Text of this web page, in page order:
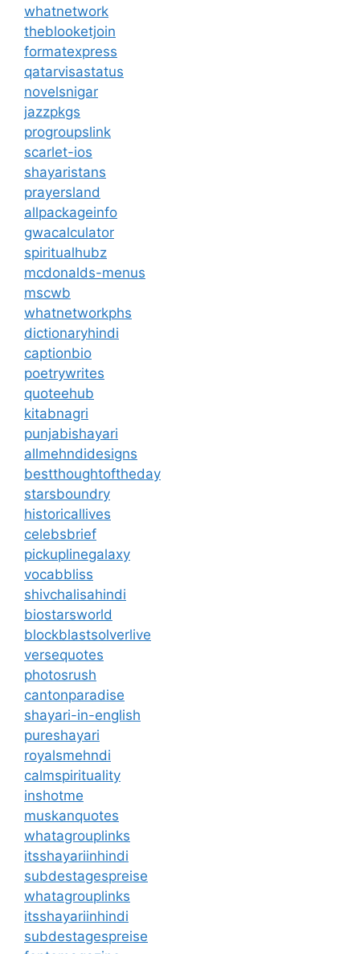
whatnetwork
theblooketjoin
formatexpress
qatarvisastatus
novelsnigar
jazzpkgs
progroupslink
scarlet-ios
shayaristans
prayersland
allpackageinfo
gwacalculator
spiritualhubz
mcdonalds-menus
mscwb
whatnetworkphs
dictionaryhindi
captionbio
poetrywrites
quoteehub
kitabnagri
punjabishayari
allmehndidesigns
bestthoughtoftheday
starsboundry
historicallives
celebsbrief
pickuplinegalaxy
vocabbliss
shivchalisahindi
biostarsworld
blockblastsolverlive
versequotes
photosrush
cantonparadise
shayari-in-english
pureshayari
royalsmehndi
calmspirituality
inshotme
muskanquotes
whatagrouplinks
itsshayariinhindi
subdestagespreise
whatagrouplinks
itsshayariinhindi
subdestagespreise